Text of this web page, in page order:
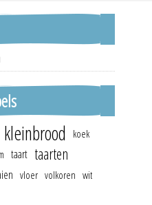
kleinbrood
koek
taart taarten
vloer volkoren wit